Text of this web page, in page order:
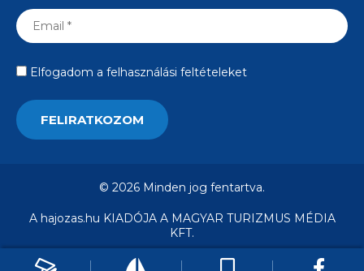
Elfogadom a felhasználási feltételeket
© 2026 Minden jog fentartva.
A hajozas.hu KIADÓJA A MAGYAR TURIZMUS MÉDIA
KFT.